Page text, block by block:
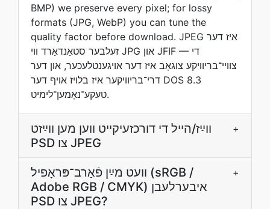
BMP) we preserve every pixel; for lossy
formats (JPG, WebP) you can tune the
quality factor before download. JPEG איז דער
זעלבער סטאַנדאַרד ווי JPG און JFIF — די
צװײ־בריוויקע צוגאָב איז דער אויגענטלעכער, און דער
דרי־בריוויקער איז בלויז אױף דער DOS 8.3
טעקע־נאָמען־לימיט.
װײַז/הײל די דורכזעיקייט װען מען װײַזט
PSD צו JPEG
+
װעט מײַן פֿאַרב־פּראָפיל (sRGB /
Adobe RGB / CMYK) איבערלעבן
PSD צו JPEG?
+